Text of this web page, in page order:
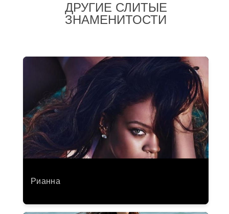
ДРУГИЕ СЛИТЫЕ
ЗНАМЕНИТОСТИ
Рианна